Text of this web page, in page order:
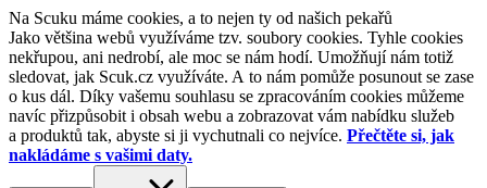
Na Scuku máme cookies, a to nejen ty od našich pekařů
Jako většina webů využíváme tzv. soubory cookies. Tyhle cookies
nekřupou, ani nedrobí, ale moc se nám hodí. Umožňují nám totiž
sledovat, jak Scuk.cz využíváte. A to nám pomůže posunout se zase
o kus dál. Díky vašemu souhlasu se zpracováním cookies můžeme
navíc přizpůsobit i obsah webu a zobrazovat vám nabídku služeb
a produktů tak, abyste si ji vychutnali co nejvíce. Přečtěte si, jak
nakládáme s vašimi daty.